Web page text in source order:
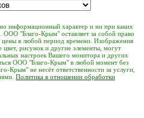
информационный характер и ни при каких
ООО "Благо-Крым" оставляет за собой право
цены в любой период времени. Изображения
цвет, рисунок и другие элементы, могут
настроек Вашего монитора и других
ООО "Благо-Крым" в любой момент без
Крым" не несёт ответственности за услуги,
Политика в отношении обработки